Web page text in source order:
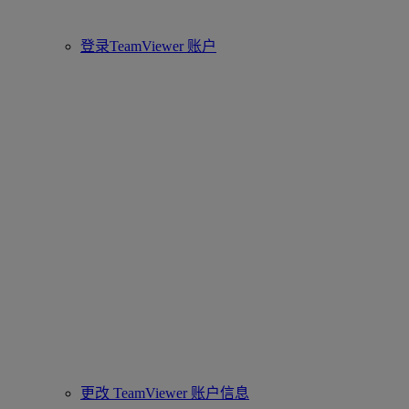
登录TeamViewer 账户
更改 TeamViewer 账户信息